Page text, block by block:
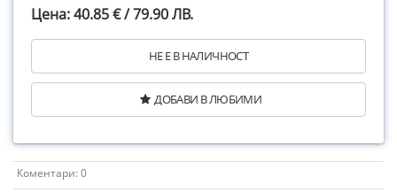
Цена: 40.85 € / 79.90 ЛВ.
НЕ Е В НАЛИЧНОСТ
ДОБАВИ В ЛЮБИМИ
Коментари: 0